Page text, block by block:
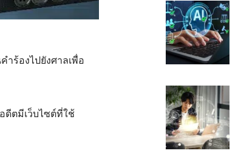
ร้องไปยังศาลเพื่อ
ตมีเว็บไซต์ที่ใช้